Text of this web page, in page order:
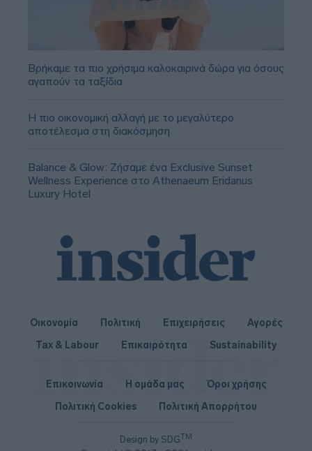
Βρήκαμε τα πιο χρήσιμα καλοκαιρινά δώρα για όσους
αγαπούν τα ταξίδια
Η πιο οικονομική αλλαγή με το μεγαλύτερο
αποτέλεσμα στη διακόσμηση
Balance & Glow: Ζήσαμε ένα Exclusive Sunset
Wellness Experience στο Athenaeum Eridanus
Luxury Hotel
Οικονομία Πολιτική Επιχειρήσεις
Αγορές
Tax & Labour
Επικαιρότητα Sustainability
Design by SDGTM
Επικοινωνία Η ομάδα μας
Όροι χρήσης
Πολιτική Cookies
Πολιτική Απορρήτου